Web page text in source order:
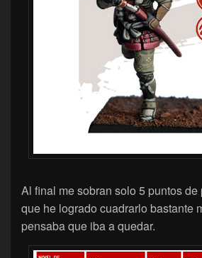
Al final me sobran solo 5 puntos
que he logrado cuadrarlo bastante
pensaba que iba a quedar.